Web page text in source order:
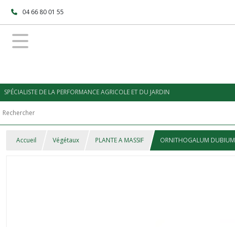
04 66 80 01 55
SPÉCIALISTE DE LA PERFORMANCE AGRICOLE ET DU JARDIN
Accueil Végétaux PLANTE A MASSIF ORNITHOGALUM DUBIUM